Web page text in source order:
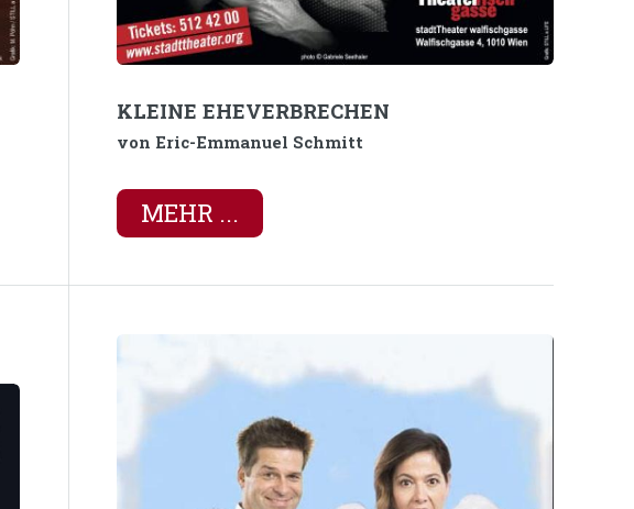
KLEINE EHEVERBRECHEN
von Eric-Emmanuel Schmitt
MEHR ...